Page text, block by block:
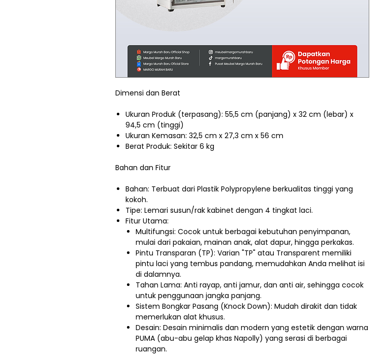
Dimensi dan Berat
Ukuran Produk (terpasang): 55,5 cm (panjang) x 32 cm (lebar) x
94,5 cm (tinggi)
Ukuran Kemasan: 32,5 cm x 27,3 cm x 56 cm
Berat Produk: Sekitar 6 kg
Bahan dan Fitur
Bahan: Terbuat dari Plastik Polypropylene berkualitas tinggi yang
kokoh.
Tipe: Lemari susun/rak kabinet dengan 4 tingkat laci.
Fitur Utama:
Multifungsi: Cocok untuk berbagai kebutuhan penyimpanan,
mulai dari pakaian, mainan anak, alat dapur, hingga perkakas.
Pintu Transparan (TP): Varian "TP" atau Transparent memiliki
pintu laci yang tembus pandang, memudahkan Anda melihat isi
di dalamnya.
Tahan Lama: Anti rayap, anti jamur, dan anti air, sehingga cocok
untuk penggunaan jangka panjang.
Sistem Bongkar Pasang (Knock Down): Mudah dirakit dan tidak
memerlukan alat khusus.
Desain: Desain minimalis dan modern yang estetik dengan warna
PUMA (abu-abu gelap khas Napolly) yang serasi di berbagai
ruangan.